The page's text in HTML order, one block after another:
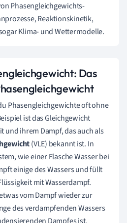
Phasengleichgewichts-
Reaktionskinetik,
Klima- und Wettermodelle.
Das
Phasengleichgewichte oft ohne
ist das Gleichgewicht
und ihrem Dampf, das auch als
(VLE) bekannt ist. In
wie einer Flasche Wasser bei
einige des Wassers und füllt
mit Wasserdampf.
vom Dampf wieder zur
des verdampfenden Wassers